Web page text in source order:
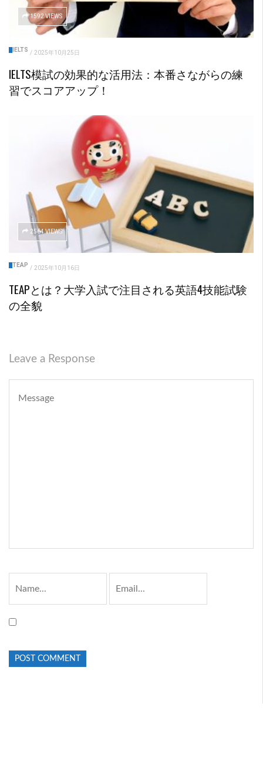
1592 VIEWS
IELTS / 2025年10月25日
IELTS模試の効果的な活用法：本番さながらの練
習でスコアアップ！
2564 VIEWS
TEAP / 2025年10月16日
TEAPとは？大学入試で注目される英語4技能試験
の全貌
Leave a Response